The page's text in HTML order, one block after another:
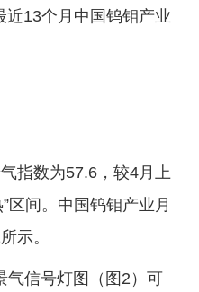
13个月中国钨钼产业
指数为57.6，较4月上
区间。中国钨钼产业月
示。
气信号灯图（图2）可